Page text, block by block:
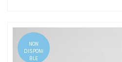
1090,00€
NON
DISPONI
BLE